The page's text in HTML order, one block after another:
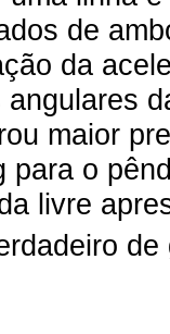
de
da
maior
para o
livre